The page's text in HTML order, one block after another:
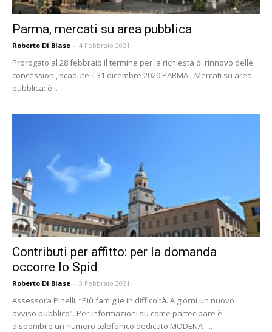
Parma, mercati su area pubblica
Roberto Di Biase - 4 Febbraio 2021
Prorogato al 28 febbraio il termine per la richiesta di rinnovo delle
concessioni, scadute il 31 dicembre 2020 PARMA - Mercati su area
pubblica: è...
Contributi per affitto: per la domanda
occorre lo Spid
Roberto Di Biase - 3 Febbraio 2021
Assessora Pinelli: “Più famiglie in difficoltà. A giorni un nuovo
avviso pubblico”. Per informazioni su come partecipare è
disponibile un numero telefonico dedicato MODENA -...